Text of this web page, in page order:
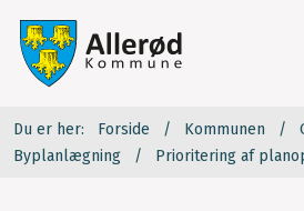
Du er her: Forside Kommunen
Byplanlægning
Prioritering af